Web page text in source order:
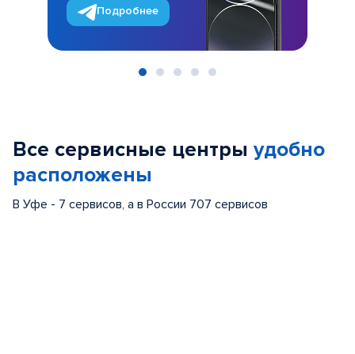
Подробнее
Все сервисные центры удобно
расположены
В Уфе - 7 сервисов, а в России 707 сервисов